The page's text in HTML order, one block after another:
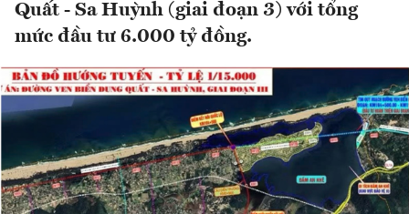
Quất - Sa Huỳnh (giai đoạn 3) với tổng
mức đầu tư 6.000 tỷ đồng.